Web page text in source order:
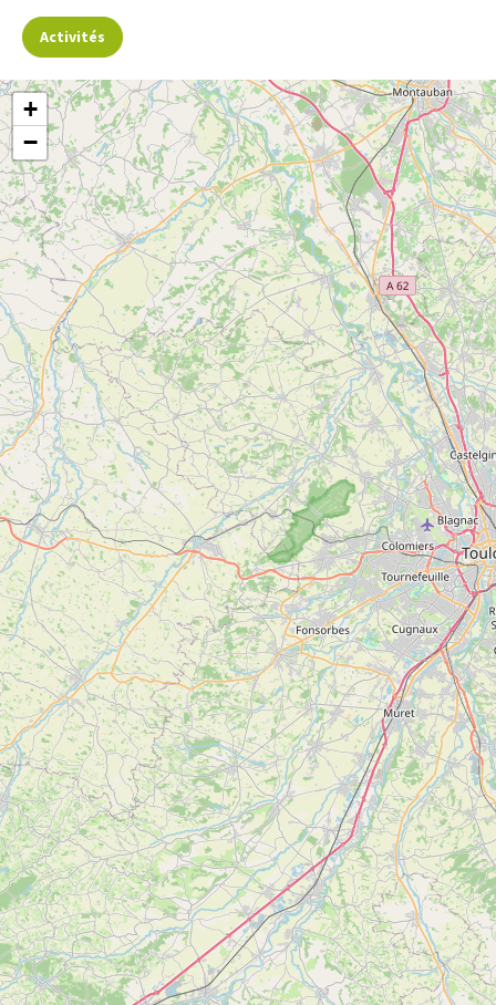
Gratuit pour les adhérent·e·s à l’association Art’Cade !
+
−
Activités